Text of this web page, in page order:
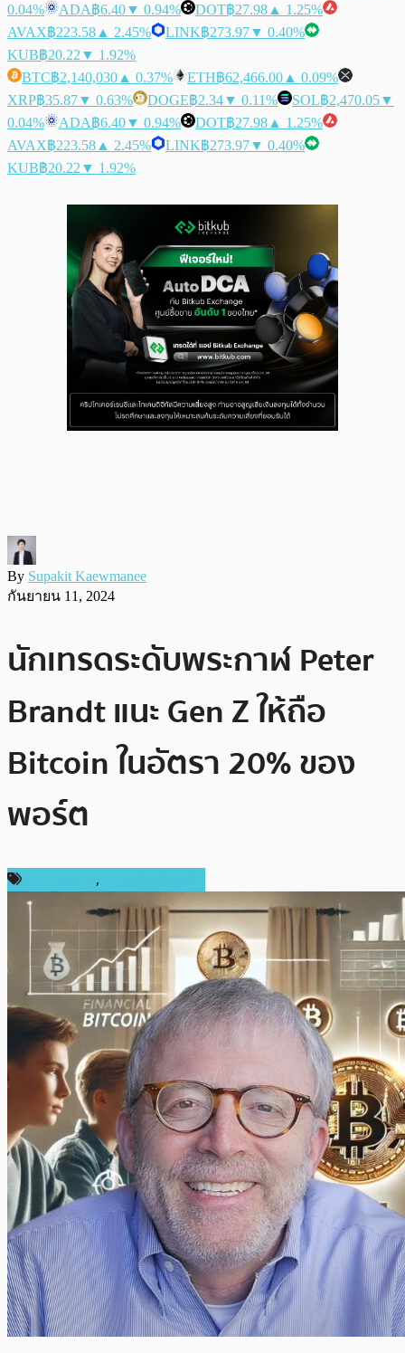
0.04%
ADA฿6.40▼ 0.94% DOT฿27.98 ▲ 1.25%
AVAX฿223.58 ▲ 2.45% LINK฿273.97▼ 0.40%
KUB฿20.22 ▼ 1.92%
BTC฿2,140,030 ▲ 0.37% ETH฿62,466.00 ▲ 0.09%
XRP฿35.87▼ 0.63% DOGE฿2.34▼ 0.11% SOL฿2,470.05▼
0.04%
ADA฿6.40▼ 0.94% DOT฿27.98 ▲ 1.25%
AVAX฿223.58 ▲ 2.45% LINK฿273.97▼ 0.40%
KUB฿20.22 ▼ 1.92%
By Supakit Kaewmanee
กันยายน 11, 2024
นักเทรดระดับพระกาฬ Peter
Brandt แนะ Gen Z ให้ถือ
Bitcoin ในอัตรา 20% ของ
พอร์ต
,